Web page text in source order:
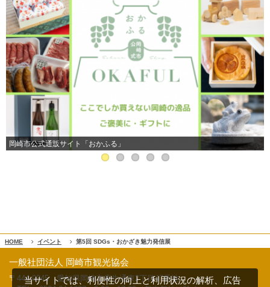
岡崎市公式通販サイト「おかふる」
HOME イベント 第5回 SDGs・おかざき魅力発信展
一般社団法人 岡崎市観光協会
〒444-0045 愛知県岡崎市康生通東2丁目47番地
当サイトでは、利便性の向上と利用状況の解析、広告